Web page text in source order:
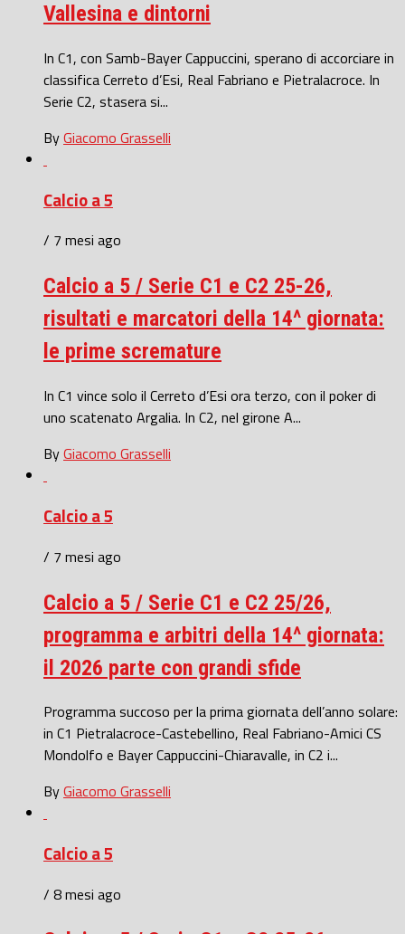
Vallesina e dintorni
In C1, con Samb-Bayer Cappuccini, sperano di accorciare in
classifica Cerreto d’Esi, Real Fabriano e Pietralacroce. In
Serie C2, stasera si...
ByGiacomo Grasselli
Calcio a 5
/ 7 mesi ago
Calcio a 5 / Serie C1 e C2 25-26,
risultati e marcatori della 14^ giornata:
le prime scremature
In C1 vince solo il Cerreto d’Esi ora terzo, con il poker di
uno scatenato Argalia. In C2, nel girone A...
ByGiacomo Grasselli
Calcio a 5
/ 7 mesi ago
Calcio a 5 / Serie C1 e C2 25/26,
programma e arbitri della 14^ giornata:
il 2026 parte con grandi sfide
Programma succoso per la prima giornata dell’anno solare:
in C1 Pietralacroce-Castebellino, Real Fabriano-Amici CS
Mondolfo e Bayer Cappuccini-Chiaravalle, in C2 i...
ByGiacomo Grasselli
Calcio a 5
/ 8 mesi ago